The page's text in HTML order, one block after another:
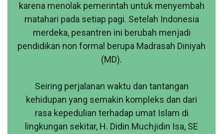
karena menolak pemerintah untuk menyembah
matahari pada setiap pagi. Setelah Indonesia
merdeka, pesantren ini berubah menjadi
pendidikan non formal berupa Madrasah Diniyah
(MD).
Seiring perjalanan waktu dan tantangan
kehidupan yang semakin kompleks dan dari
rasa kepedulian terhadap umat Islam di
lingkungan sekitar, H. Didin Muchjidin Isa, SE